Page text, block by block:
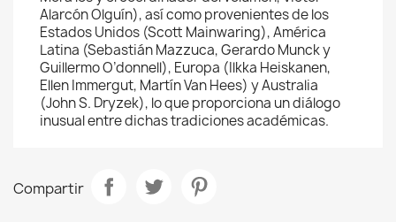
Alarcón Olguín), así como provenientes de los
Estados Unidos (Scott Mainwaring), América
Latina (Sebastián Mazzuca, Gerardo Munck y
Guillermo O’donnell), Europa (Ilkka Heiskanen,
Ellen Immergut, Martín Van Hees) y Australia
(John S. Dryzek), lo que proporciona un diálogo
inusual entre dichas tradiciones académicas.
Compartir